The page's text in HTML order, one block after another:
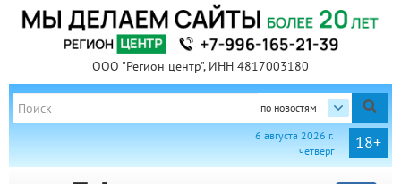
ООО "Регион центр", ИНН 4817003180
по новостям
18+
6 августа 2026 г.
четверг